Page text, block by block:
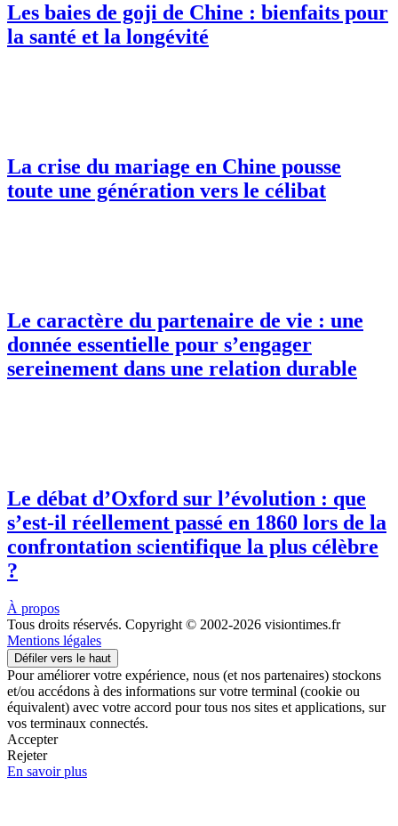
Les baies de goji de Chine : bienfaits pour
la santé et la longévité
La crise du mariage en Chine pousse
toute une génération vers le célibat
Le caractère du partenaire de vie : une
donnée essentielle pour s’engager
sereinement dans une relation durable
Le débat d’Oxford sur l’évolution : que
s’est-il réellement passé en 1860 lors de la
confrontation scientifique la plus célèbre
?
À propos
Tous droits réservés. Copyright © 2002-2026 visiontimes.fr
Mentions légales
Défiler vers le haut
Pour améliorer votre expérience, nous (et nos partenaires) stockons
et/ou accédons à des informations sur votre terminal (cookie ou
équivalent) avec votre accord pour tous nos sites et applications, sur
vos terminaux connectés.
Accepter
Rejeter
En savoir plus